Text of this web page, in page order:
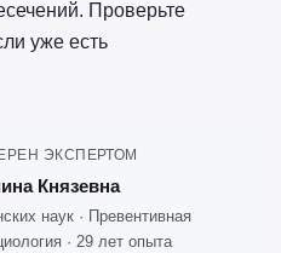
Проверьте
уже есть
ЭКСПЕРТОМ
Князевна
наук · Превентивная
· 29 лет опыта